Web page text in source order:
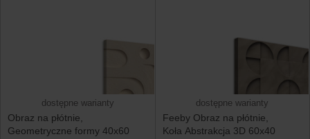
dostępne warianty
Obraz na płótnie,
Geometryczne formy 40x60
dostępne warianty
Feeby Obraz na płótnie,
Koła Abstrakcja 3D 60x40